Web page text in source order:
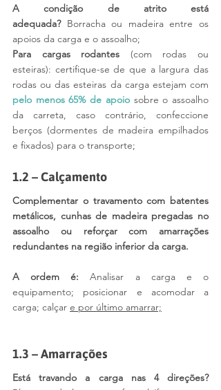
A condição de atrito está
adequada? Borracha ou madeira entre os
apoios da carga e o assoalho;
Para cargas rodantes (com rodas ou
esteiras): certifique-se de que a largura das
pelo menos 65% de apoio sobre o assoalho
da carreta, caso contrário, confeccione
berços (dormentes de madeira empilhados
e fixados) para o transporte;
1.2 – Calçamento
Complementar o travamento com batentes
metálicos, cunhas de madeira pregadas no
assoalho ou reforçar com amarrações
redundantes na região inferior da carga.
A ordem é: Analisar a carga e o
equipamento; posicionar e acomodar a
carga; calçar e por último amarrar;
1.3 – Amarrações
Está travando a carga nas 4 direções?